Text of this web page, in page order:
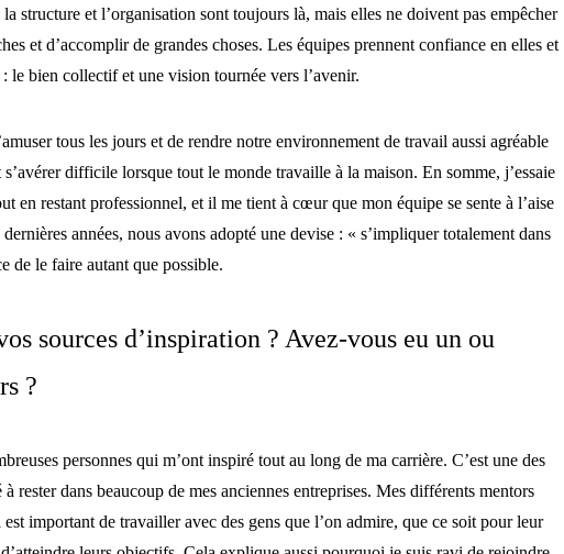
structure et l’organisation sont toujours là, mais elles ne doivent pas empêcher
et d’accomplir de grandes choses. Les équipes prennent confiance en elles et
le bien collectif et une vision tournée vers l’avenir.
tous les jours et de rendre notre environnement de travail aussi agréable
difficile lorsque tout le monde travaille à la maison. En somme, j’essaie
en restant professionnel, et il me tient à cœur que mon équipe se sente à l’aise
années, nous avons adopté une devise : « s’impliquer totalement dans
de le faire autant que possible.
sources d’inspiration ? Avez-vous eu un ou
?
personnes qui m’ont inspiré tout au long de ma carrière. C’est une des
à rester dans beaucoup de mes anciennes entreprises. Mes différents mentors
important de travailler avec des gens que l’on admire, que ce soit pour leur